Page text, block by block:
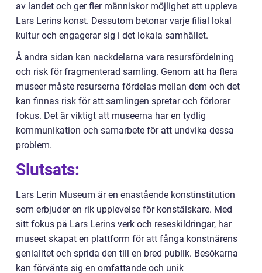
av landet och ger fler människor möjlighet att uppleva
Lars Lerins konst. Dessutom betonar varje filial lokal
kultur och engagerar sig i det lokala samhället.
Å andra sidan kan nackdelarna vara resursfördelning
och risk för fragmenterad samling. Genom att ha flera
museer måste resurserna fördelas mellan dem och det
kan finnas risk för att samlingen spretar och förlorar
fokus. Det är viktigt att museerna har en tydlig
kommunikation och samarbete för att undvika dessa
problem.
Slutsats:
Lars Lerin Museum är en enastående konstinstitution
som erbjuder en rik upplevelse för konstälskare. Med
sitt fokus på Lars Lerins verk och reseskildringar, har
museet skapat en plattform för att fånga konstnärens
genialitet och sprida den till en bred publik. Besökarna
kan förvänta sig en omfattande och unik